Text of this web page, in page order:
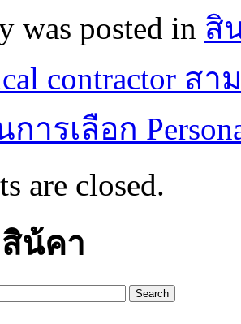
was posted in สิ
contractor
ารเลือก
are closed.
น้คา